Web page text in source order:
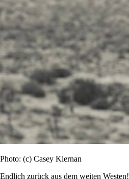
Photo: (c) Casey Kiernan
Endlich zurück aus dem weiten Westen!